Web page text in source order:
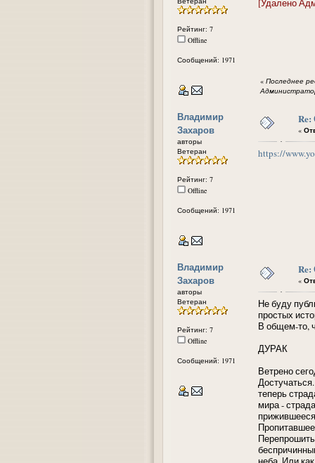
Рейтинг: 7
Offline
Сообщений: 1971
[Удалено
« Последнее
Владимир
Захаров
авторы
Ветеран
Рейтинг: 7
Offline
Сообщений: 1971
«
https://
Владимир
Захаров
авторы
Ветеран
Рейтинг: 7
Offline
Сообщений: 1971
«
Не буду
простых
В общем-то,
ДУРАК
Ветрено
теперь
мира -